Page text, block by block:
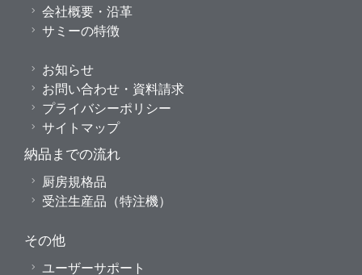
会社概要・沿革
サミーの特徴
お知らせ
お問い合わせ・資料請求
プライバシーポリシー
サイトマップ
納品までの流れ
厨房規格品
受注生産品（特注機）
その他
ユーザーサポート